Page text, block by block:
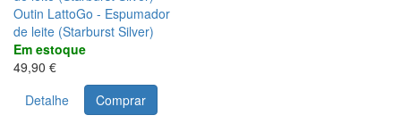
Outin LattoGo - Espumador
de leite (Starburst Silver)
Em estoque
49,90 €
Detalhe
Comprar